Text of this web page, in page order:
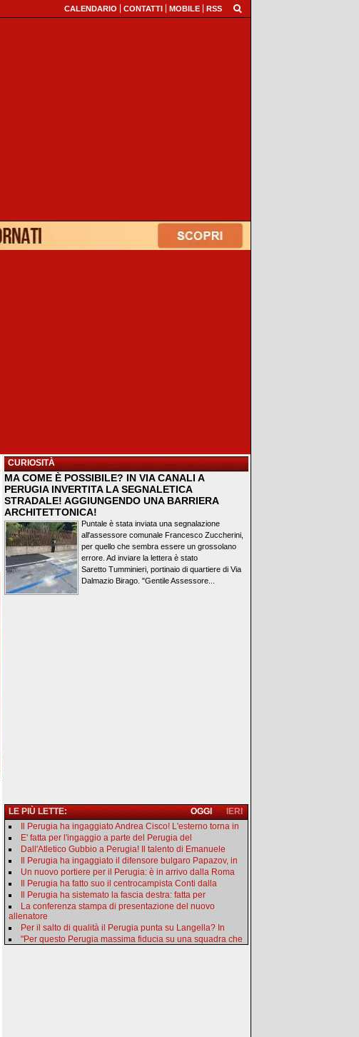
CALENDARIO CONTATTI MOBILE RSS
CURIOSITÀ
MA COME È POSSIBILE? IN VIA CANALI A
PERUGIA INVERTITA LA SEGNALETICA
STRADALE! AGGIUNGENDO UNA BARRIERA
ARCHITETTONICA!
Puntale è stata inviata una segnalazione
all'assessore comunale Francesco Zuccherini,
per quello che sembra essere un grossolano
errore. Ad inviare la lettera è stato
Saretto Tumminieri, portinaio di quartiere di Via
Dalmazio Birago. "Gentile Assessore...
LE PIÙ LETTE: IERI
OGGI
Il Perugia ha ingaggiato Andrea Cisco! L'esterno torna in
E' fatta per l'ingaggio a parte del Perugia del
Dall'Atletico Gubbio a Perugia! Il talento di Emanuele
Il Perugia ha ingaggiato il difensore bulgaro Papazov, in
Un nuovo portiere per il Perugia: è in arrivo dalla Roma
Il Perugia ha fatto suo il centrocampista Conti dalla
Il Perugia ha sistemato la fascia destra: fatta per
La conferenza stampa di presentazione del nuovo
allenatore
Per il salto di qualità il Perugia punta su Langella? In
"Per questo Perugia massima fiducia su una squadra che